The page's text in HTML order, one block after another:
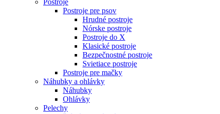
Postroje pre psov
Hrudné postroje
Nórske postroje
Postroje do X
Klasické postroje
Bezpečnostné postroje
Svietiace postroje
Postroje pre mačky
Náhubky a ohlávky
Náhubky
Ohlávky
Pelechy